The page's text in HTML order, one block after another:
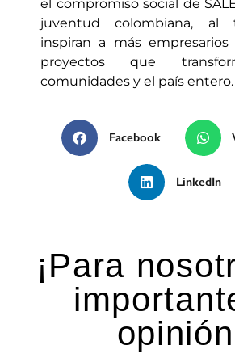
el compromiso social de
juventud colombiana, al
inspiran a más
proyectos que
comunidades y el país entero.
Facebook
LinkedIn
¡Para